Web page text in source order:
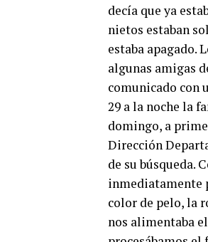
decía que ya
nietos estaban
estaba apagado.
algunas amigas
comunicado con
29 a la noche la
domingo, a
Dirección
de su búsqueda.
inmediatamente
color de pelo, la
nos alimentaba